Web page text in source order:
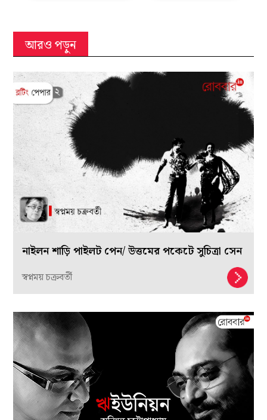
আরও পড়ুন
নাইলন শাড়ি পাইলট পেন/ উত্তমের পকেটে সুচিত্রা সেন
স্বপ্নময় চক্রবর্তী